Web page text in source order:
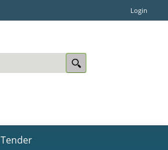
Login
Tender